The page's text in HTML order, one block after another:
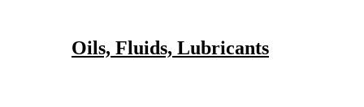
Oils, Fluids, Lubricants